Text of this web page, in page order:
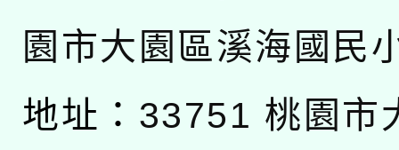
園市大園區溪海國民
地址： 33751 桃園市